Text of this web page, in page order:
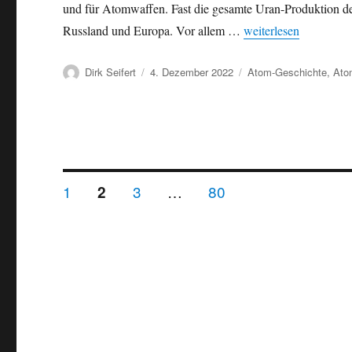
und für Atomwaffen. Fast die gesamte Uran-Produktion
Russland und Europa. Vor allem …„Am Rande der
weiterlesen
Autor
Dirk Seifert
Veröffentlicht
4. Dezember 2022 Kategorien
Atom-Geschichte,
Seitennummerierung
SEITE
1 SEITE
2 SEITE
3 … SEITE
80